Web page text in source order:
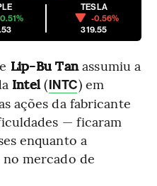
TESLA
-0.56%
319.55
Lip-Bu Tanassumiu a
Intel (INTC) em
ações da fabricante
— ficaram
enquanto a
mercado de